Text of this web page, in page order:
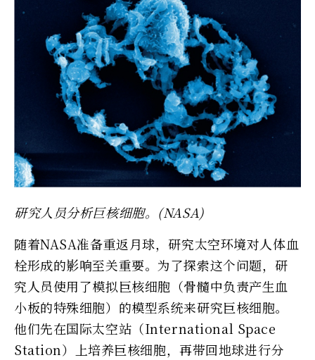
研究人员分析巨核细胞。(NASA)
随着NASA准备重返月球，研究太空环境对人体血
栓形成的影响至关重要。为了探索这个问题，研
究人员使用了模拟巨核细胞（骨髓中负责产生血
小板的特殊细胞）的模型系统来研究巨核细胞。
他们先在国际太空站（International Space
Station）上培养巨核细胞，再带回地球进行分